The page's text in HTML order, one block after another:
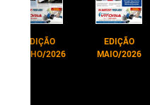
EDIÇÃO
JUNHO/2026
EDIÇÃO
MAIO/2026